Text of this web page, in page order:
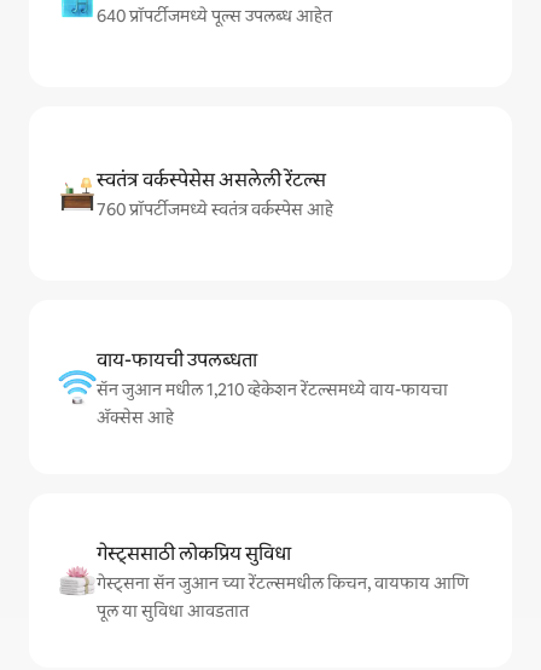
640 प्रॉपर्टीजमध्ये पूल्स उपलब्ध आहेत
स्वतंत्र वर्कस्पेसेस असलेली रेंटल्स
760 प्रॉपर्टीजमध्ये स्वतंत्र वर्कस्पेस आहे
वाय-फायची उपलब्धता
सॅन जुआन मधील 1,210 व्हेकेशन रेंटल्समध्ये वाय-फायचा
अ‍ॅक्सेस आहे
गेस्ट्ससाठी लोकप्रिय सुविधा
गेस्ट्सना सॅन जुआन च्या रेंटल्समधील किचन, वायफाय आणि
पूल या सुविधा आवडतात